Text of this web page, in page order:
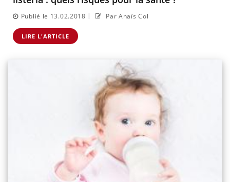
Publié le 13.02.2018 | Par Anaïs Col
LIRE L'ARTICLE